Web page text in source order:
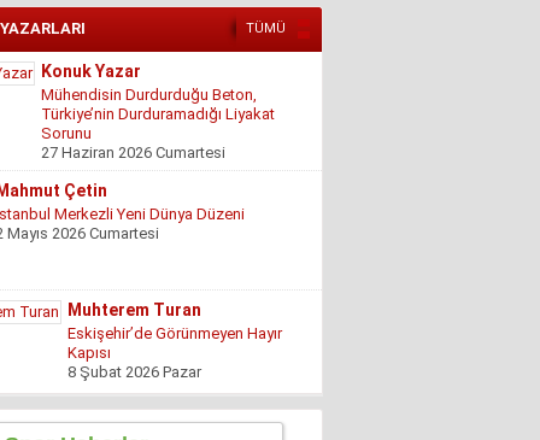
TÜMÜ
Çetin
İstanbul Merkezli Yeni Dünya Düzeni
2 Mayıs 2026 Cumartesi
Muhterem Turan
Eskişehir’de Görünmeyen Hayır
Kapısı
TIKIZ
Şehir Merkezinde Tepinmeyi Bırakın Artık
28 Temmuz 2026 Salı
Sezgin Kocabay